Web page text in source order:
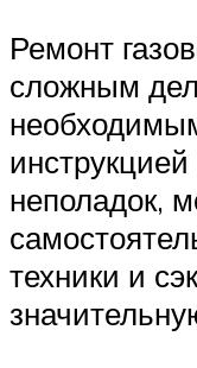
Ремонт
сложным
неполадок,
техники и